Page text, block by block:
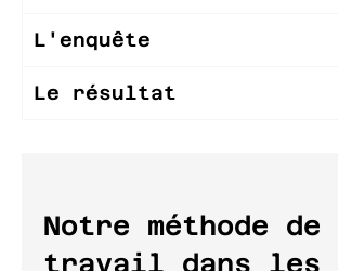
L'enquête
Le résultat
Notre méthode de
travail dans les